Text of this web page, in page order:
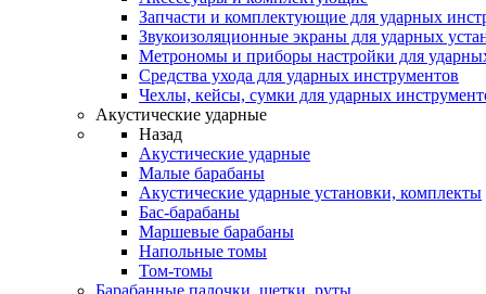
Запчасти и комплектующие для ударных
Звукоизоляционные экраны для ударных
Метрономы и приборы настройки для
Средства ухода для ударных инструментов
Чехлы, кейсы, сумки для ударных
Акустические ударные
Назад
Акустические ударные
Mалые барабаны
Акустические ударные установки, комплекты
Бас-барабаны
Маршевые барабаны
Напольные томы
Том-томы
Барабанные палочки, щетки, руты